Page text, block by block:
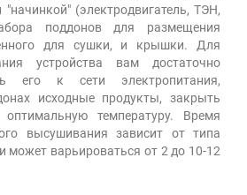
"начинкой" (электродвигатель, ТЭН,
поддонов для размещения
для сушки, и крышки. Для
устройства вам достаточно
его к сети электропитания,
исходные продукты, закрыть
температуру. Время
высушивания зависит от типа
может варьироваться от 2 до 10-12